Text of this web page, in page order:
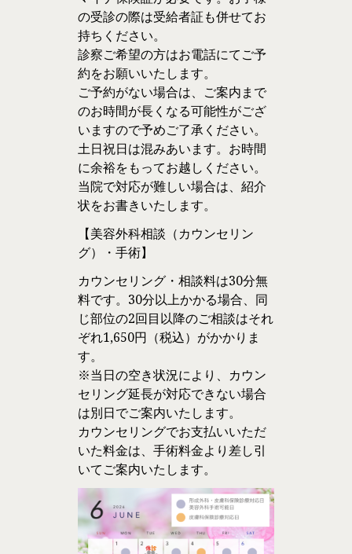
の受診の際は受給者証も併せてお
持ちください。
診察ご希望の方はお電話にてご予
約をお願いいたします。
ご予約がない場合は、ご案内まで
のお時間が長くなる可能性がござ
いますので予めご了承ください。
土日祝日は混みあいます。お時間
に余裕をもってお越しください。
当院で対応が難しい場合は、紹介
状をお書きいたします。
【美容外科相談（カウンセリン
グ）・手術】
カウンセリング・相談料は30分無
料です。30分以上かかる場合、同
じ部位の2回目以降のご相談はそれ
ぞれ1,650円（税込）がかかりま
す。
※当日の空き状況により、カウン
セリング延長が対応できない場合
は別日でご案内いたします。
カウンセリングでお支払いいただ
いた料金は、手術料金より差し引
いてご案内いたします。